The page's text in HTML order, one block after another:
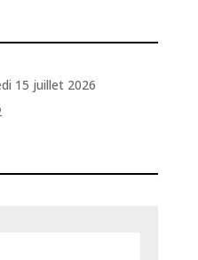
15 juillet 2026